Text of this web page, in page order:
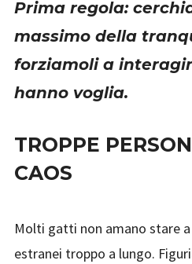
Prima regola:
massimo della
forziamoli a
hanno voglia.
TROPPE
CAOS
Molti gatti non amano stare
estranei troppo a lungo.